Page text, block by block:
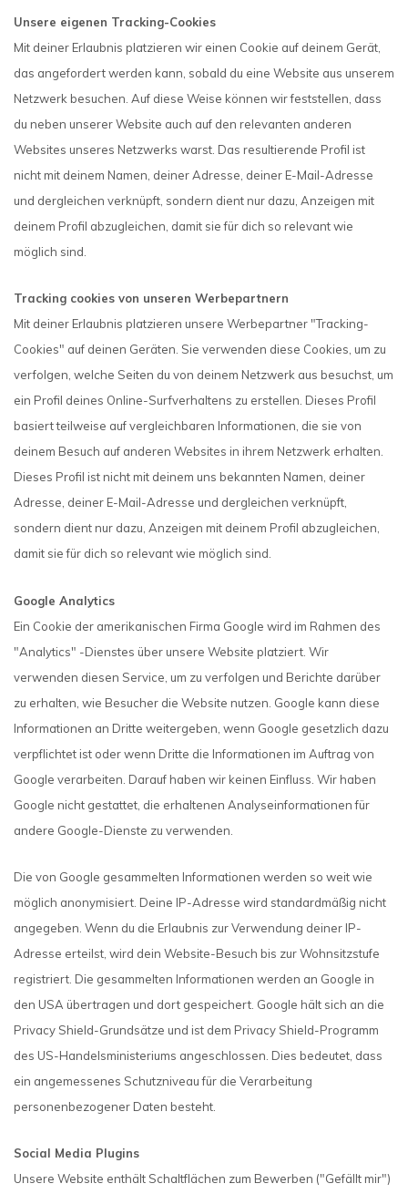
Unsere eigenen Tracking-Cookies
Mit deiner Erlaubnis platzieren wir einen Cookie auf deinem Gerät,
das angefordert werden kann, sobald du eine Website aus unserem
Netzwerk besuchen. Auf diese Weise können wir feststellen, dass
du neben unserer Website auch auf den relevanten anderen
Websites unseres Netzwerks warst. Das resultierende Profil ist
nicht mit deinem Namen, deiner Adresse, deiner E-Mail-Adresse
und dergleichen verknüpft, sondern dient nur dazu, Anzeigen mit
deinem Profil abzugleichen, damit sie für dich so relevant wie
möglich sind.
Tracking cookies von unseren Werbepartnern
Mit deiner Erlaubnis platzieren unsere Werbepartner "Tracking-
Cookies" auf deinen Geräten. Sie verwenden diese Cookies, um zu
verfolgen, welche Seiten du von deinem Netzwerk aus besuchst, um
ein Profil deines Online-Surfverhaltens zu erstellen. Dieses Profil
basiert teilweise auf vergleichbaren Informationen, die sie von
deinem Besuch auf anderen Websites in ihrem Netzwerk erhalten.
Dieses Profil ist nicht mit deinem uns bekannten Namen, deiner
Adresse, deiner E-Mail-Adresse und dergleichen verknüpft,
sondern dient nur dazu, Anzeigen mit deinem Profil abzugleichen,
damit sie für dich so relevant wie möglich sind.
Google Analytics
Ein Cookie der amerikanischen Firma Google wird im Rahmen des
"Analytics" -Dienstes über unsere Website platziert. Wir
verwenden diesen Service, um zu verfolgen und Berichte darüber
zu erhalten, wie Besucher die Website nutzen. Google kann diese
Informationen an Dritte weitergeben, wenn Google gesetzlich dazu
verpflichtet ist oder wenn Dritte die Informationen im Auftrag von
Google verarbeiten. Darauf haben wir keinen Einfluss. Wir haben
Google nicht gestattet, die erhaltenen Analyseinformationen für
andere Google-Dienste zu verwenden.
Die von Google gesammelten Informationen werden so weit wie
möglich anonymisiert. Deine IP-Adresse wird standardmäßig nicht
angegeben. Wenn du die Erlaubnis zur Verwendung deiner IP-
Adresse erteilst, wird dein Website-Besuch bis zur Wohnsitzstufe
registriert. Die gesammelten Informationen werden an Google in
den USA übertragen und dort gespeichert. Google hält sich an die
Privacy Shield-Grundsätze und ist dem Privacy Shield-Programm
des US-Handelsministeriums angeschlossen. Dies bedeutet, dass
ein angemessenes Schutzniveau für die Verarbeitung
personenbezogener Daten besteht.
Social Media Plugins
Unsere Website enthält Schaltflächen zum Bewerben ("Gefällt mir")